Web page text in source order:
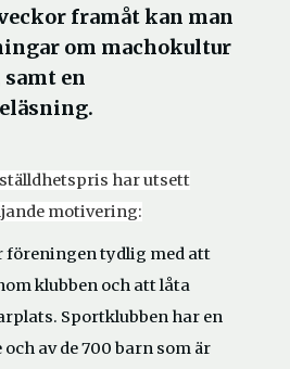
framåt kan man
om machokultur
en
har utsett
motivering:
föreningen tydlig med att
klubben och att låta
Sportklubben har en
av de 700 barn som är